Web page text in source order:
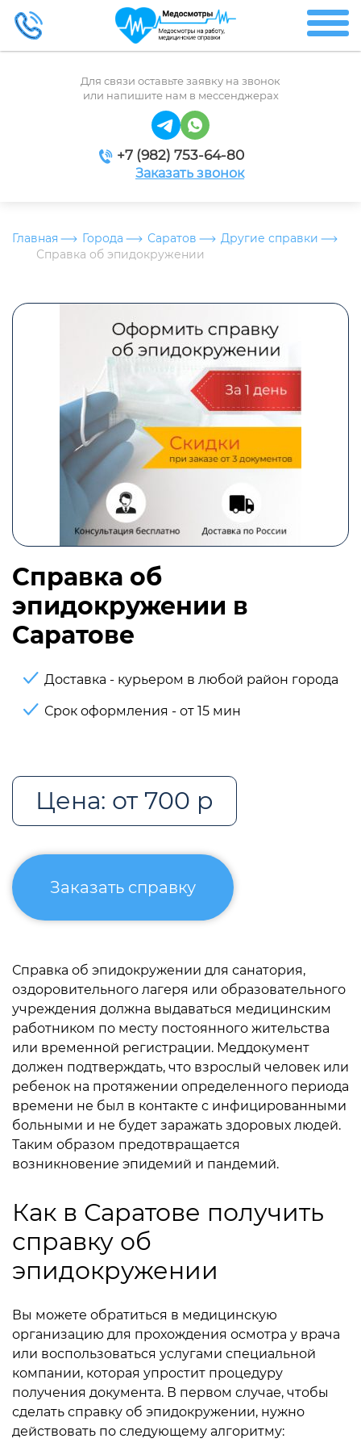
Для связи оставьте заявку на звонок
или напишите нам в мессенджерах
+7 (982) 753-64-80
Заказать звонок
Главная Города Саратов
Другие справки
Справка об эпидокружении
Справка об
эпидокружении в
Саратове
Доставка - курьером в любой район города
Срок оформления - от 15 мин
Цена: от 700 р
Заказать справку
Справка об эпидокружении для санатория,
оздоровительного лагеря или образовательного
учреждения должна выдаваться медицинским
работником по месту постоянного жительства
или временной регистрации. Меддокумент
должен подтверждать, что взрослый человек или
ребенок на протяжении определенного периода
времени не был в контакте с инфицированными
больными и не будет заражать здоровых людей.
Таким образом предотвращается
возникновение эпидемий и пандемий.
Как в Саратове получить
справку об
эпидокружении
Вы можете обратиться в медицинскую
организацию для прохождения осмотра у врача
или воспользоваться услугами специальной
компании, которая упростит процедуру
получения документа. В первом случае, чтобы
сделать справку об эпидокружении, нужно
действовать по следующему алгоритму: